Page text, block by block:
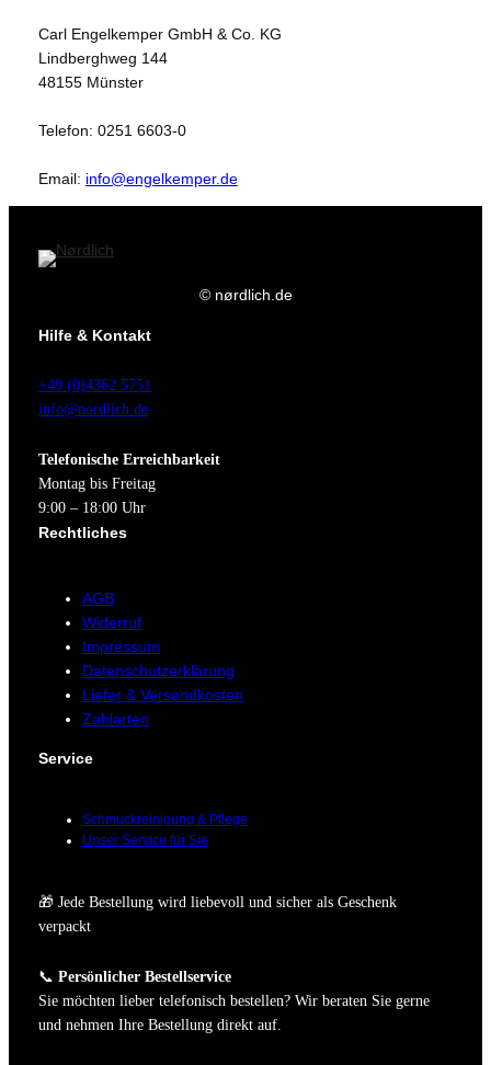
Carl Engelkemper GmbH & Co. KG
Lindberghweg 144
48155 Münster
Telefon: 0251 6603-0
Email: info@engelkemper.de
© nørdlich.de
Hilfe & Kontakt
+49 (0)4362 5751
info@nordlich.de
Telefonische Erreichbarkeit
Montag bis Freitag
9:00 – 18:00 Uhr
Rechtliches
AGB
Widerruf
Impressum
Datenschutzerklärung
Liefer & Versandkosten
Zahlarten
Service
Schmuckreinigung & Pflege
Unser Service für Sie
🎁 Jede Bestellung wird liebevoll und sicher als Geschenk
verpackt
📞 Persönlicher Bestellservice
Sie möchten lieber telefonisch bestellen? Wir beraten Sie gerne
und nehmen Ihre Bestellung direkt auf.